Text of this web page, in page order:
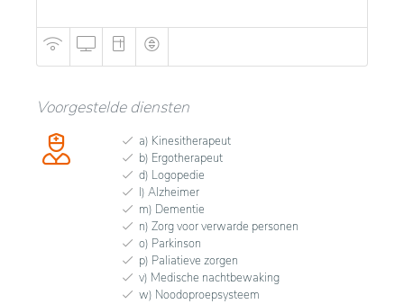
Voorgestelde diensten
a) Kinesitherapeut
b) Ergotherapeut
d) Logopedie
l) Alzheimer
m) Dementie
n) Zorg voor verwarde personen
o) Parkinson
p) Paliatieve zorgen
v) Medische nachtbewaking
w) Noodoproepsysteem